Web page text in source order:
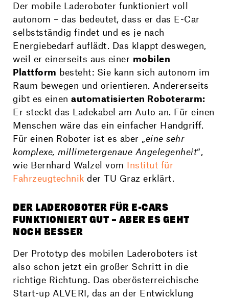
Der mobile Laderoboter funktioniert voll
autonom – das bedeutet, dass er das E-Car
selbstständig findet und es je nach
Energiebedarf auflädt. Das klappt deswegen,
weil er einerseits aus einer mobilen
Plattform besteht: Sie kann sich autonom im
Raum bewegen und orientieren. Andererseits
gibt es einenautomatisierten Roboterarm:
Er steckt das Ladekabel am Auto an. Für einen
Menschen wäre das ein einfacher Handgriff.
Für einen Roboter ist es aber „eine sehr
komplexe, millimetergenaue Angelegenheit“,
wie Bernhard Walzel vom Institut für
Fahrzeugtechnik der TU Graz erklärt.
DER LADEROBOTER FÜR E-CARS
FUNKTIONIERT GUT – ABER ES GEHT
NOCH BESSER
Der Prototyp des mobilen Laderoboters ist
also schon jetzt ein großer Schritt in die
richtige Richtung. Das oberösterreichische
Start-up ALVERI, das an der Entwicklung